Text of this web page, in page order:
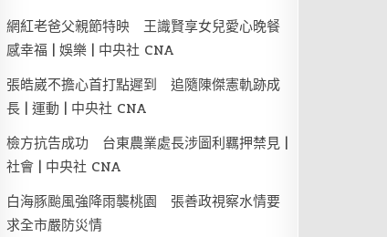
網紅老爸父親節特映 王識賢享女兒愛心晚餐
感幸福 | 娛樂 | 中央社 CNA
張皓崴不擔心首打點遲到 追隨陳傑憲軌跡成
長 | 運動 | 中央社 CNA
檢方抗告成功 台東農業處長涉圖利羈押禁見 |
社會 | 中央社 CNA
白海豚颱風強降雨襲桃園 張善政視察水情要
求全市嚴防災情